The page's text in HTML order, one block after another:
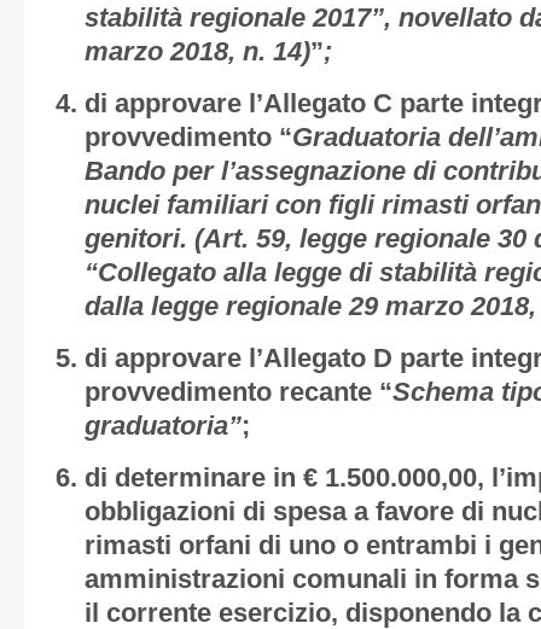
stabilità regionale 2017”, novellato
marzo 2018, n. 14)”;
di approvare l’Allegato C parte
provvedimento “Graduatoria
Bando per l’assegnazione di
nuclei familiari con figli rimasti
genitori. (Art. 59, legge regionale 30
“Collegato alla legge di stabilità
dalla legge regionale 29 marzo 2018,
di approvare l’Allegato D parte
provvedimento recante “Schema
graduatoria”;
di determinare in € 1.500.000,00,
obbligazioni di spesa a favore di
rimasti orfani di uno o entrambi i
amministrazioni comunali in forma
il corrente esercizio, disponendo la